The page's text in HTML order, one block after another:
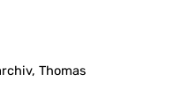
Thomas